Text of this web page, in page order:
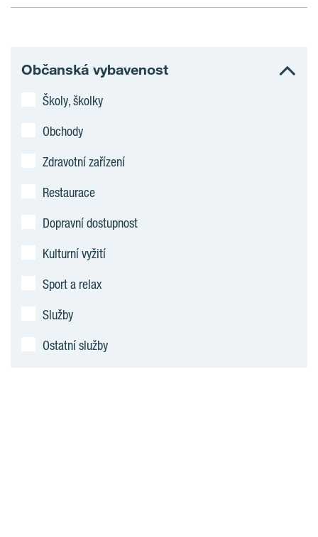
Občanská vybavenost
Školy, školky
Obchody
Zdravotní zařízení
Restaurace
Dopravní dostupnost
Kulturní vyžití
Sport a relax
Služby
Ostatní služby